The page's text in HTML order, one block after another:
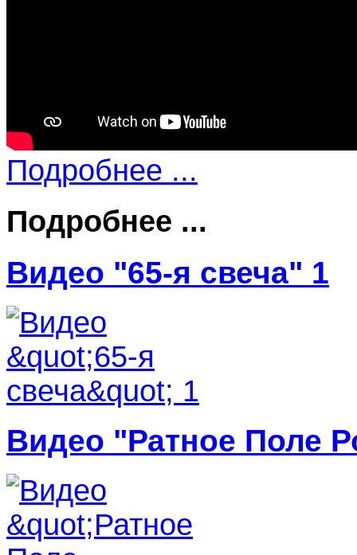
Подробнее ...
Подробнее ...
Видео "65-я свеча" 1
Видео "Ратное Поле